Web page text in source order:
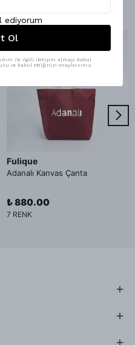
Fulique
Adanalı Kanvas Çanta
₺ 880.00
7 RENK
ediyorum
Ol
ile ilgili iletişim almayı kabul
ve kabul ettiğinizi onaylarsınız.